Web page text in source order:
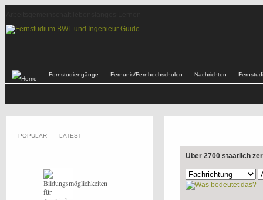
Fernstudiengänge Fernunis/Fernhochschulen Nachrichten
Über 2700 staatlich
POPULAR LATEST